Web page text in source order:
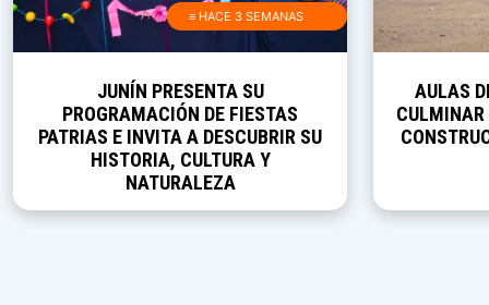
≡ HACE 3 SEMANAS
JUNÍN PRESENTA SU
PROGRAMACIÓN DE FIESTAS
PATRIAS E INVITA A DESCUBRIR SU
HISTORIA, CULTURA Y
NATURALEZA
AULAS